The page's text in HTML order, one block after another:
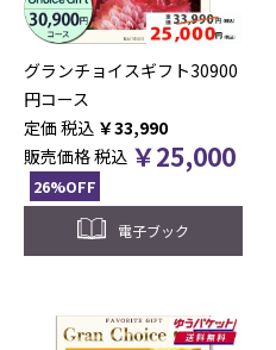
グランチョイスギフト30900
円コース
税込 ￥33,990
販売価格税込 ￥25,000
26%OFF
電子ブック